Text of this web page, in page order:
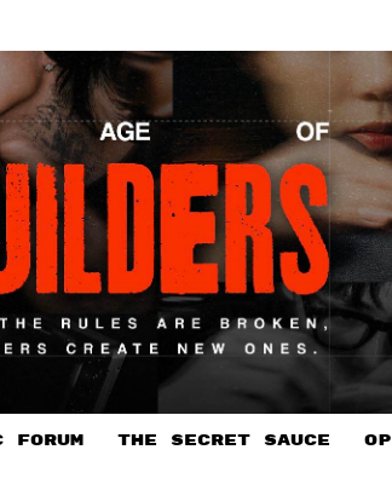
FORUM THE SECRET SAUCE​